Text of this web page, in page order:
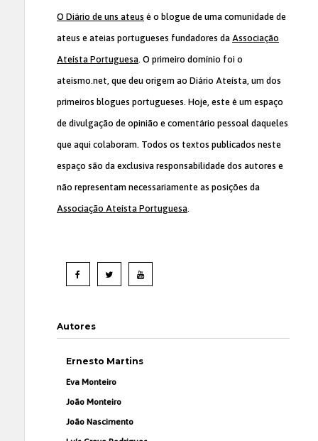
O Diário de uns ateus é o blogue de uma comunidade de
ateus e ateias portugueses fundadores da Associação
Ateísta Portuguesa. O primeiro domínio foi o
ateismo.net, que deu origem ao Diário Ateísta, um dos
primeiros blogues portugueses. Hoje, este é um espaço
de divulgação de opinião e comentário pessoal daqueles
que aqui colaboram. Todos os textos publicados neste
espaço são da exclusiva responsabilidade dos autores e
não representam necessariamente as posições da
Associação Ateísta Portuguesa.
Autores
Ernesto Martins
Eva Monteiro
João Monteiro
João Nascimento